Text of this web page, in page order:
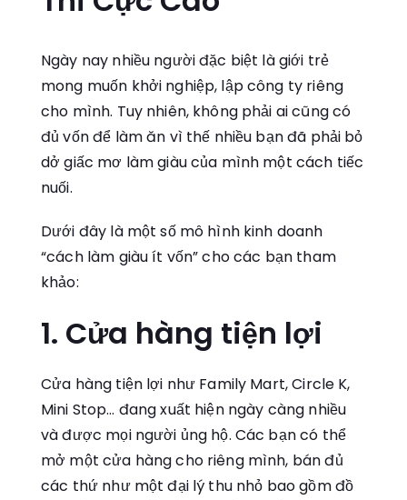
Ngày nay nhiều người đặc biệt là giới trẻ
mong muốn khởi nghiệp, lập công ty riêng
cho mình. Tuy nhiên, không phải ai cũng có
đủ vốn để làm ăn vì thế nhiều bạn đã phải bỏ
dở giấc mơ làm giàu của mình một cách tiếc
nuối.
Dưới đây là một số mô hình kinh doanh
“cách làm giàu ít vốn” cho các bạn tham
khảo:
1. Cửa hàng tiện lợi
Cửa hàng tiện lợi như Family Mart, Circle K,
Mini Stop… đang xuất hiện ngày càng nhiều
và được mọi người ủng hộ. Các bạn có thể
mở một cửa hàng cho riêng mình, bán đủ
các thứ như một đại lý thu nhỏ bao gồm đồ